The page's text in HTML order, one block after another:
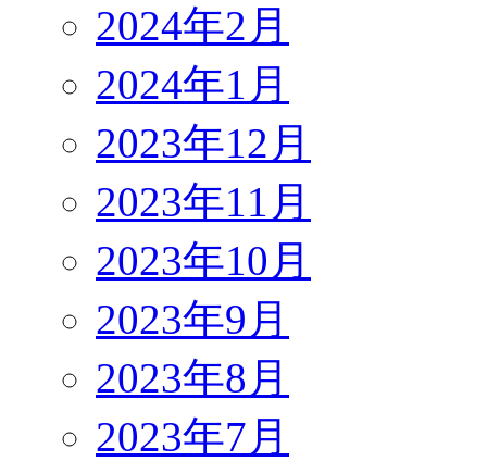
2024年2月
2024年1月
2023年12月
2023年11月
2023年10月
2023年9月
2023年8月
2023年7月